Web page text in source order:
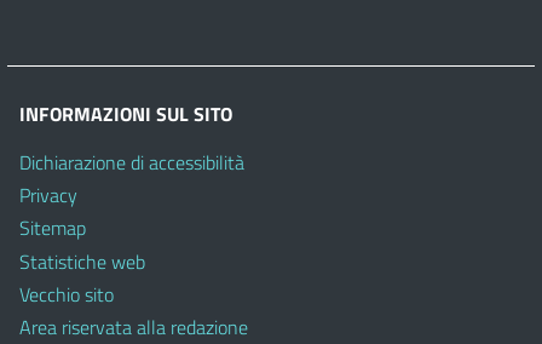
INFORMAZIONI SUL SITO
Dichiarazione di accessibilità
Privacy
Sitemap
Statistiche web
Vecchio sito
Area riservata alla redazione